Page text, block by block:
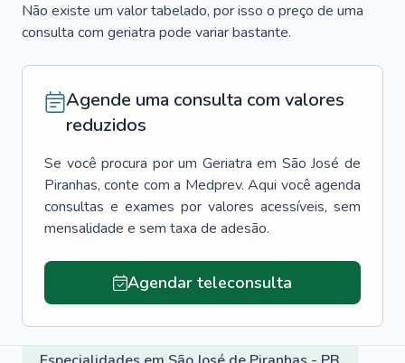
Não existe um valor tabelado, por isso o preço de uma
consulta com geriatra pode variar bastante.
Agende uma consulta com valores
reduzidos
Se você procura por um Geriatra em São José de
Piranhas, conte com a Medprev. Aqui você agenda
consultas e exames por valores acessíveis, sem
mensalidade e sem taxa de adesão.
Agendar teleconsulta